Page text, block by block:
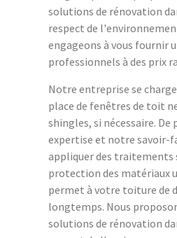
solutions de rénovation
respect de
engageons à vous fournir
professionnels à des prix
Notre entreprise se
place de fenêtres de toit
shingles, si nécessaire. De
expertise et notre savoir-
appliquer des traitements
protection des matériaux
permet à votre toiture de
longtemps. Nous
solutions de rénovation